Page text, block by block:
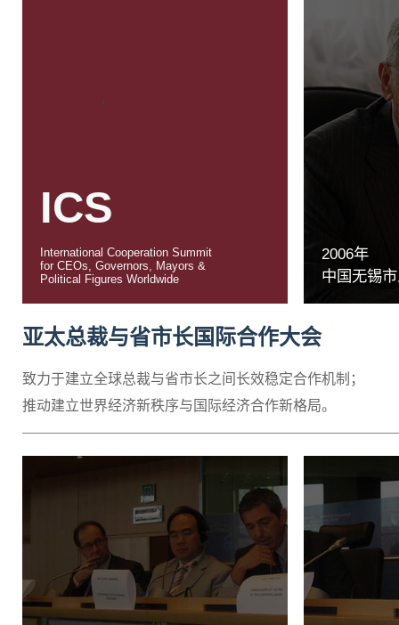
ICS
International Cooperation Summit
for CEOs, Governors, Mayors &
Political Figures Worldwide
2006年
中国无锡
亚太总裁与省市长国际合作大会
致力于建立全球总裁与省市长之间长效稳定合作机制；
推动建立世界经济新秩序与国际经济合作新格局。